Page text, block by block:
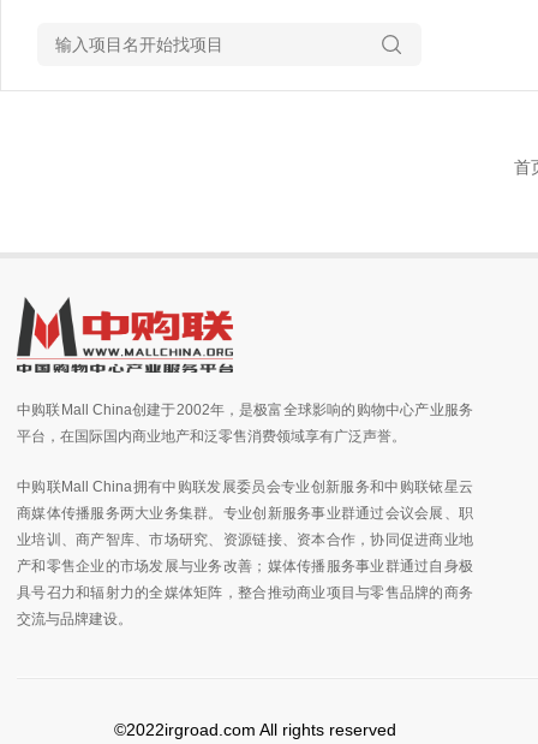
首
中购联Mall China创建于2002年，是极富全球影响的购物中心产业服务
平台，在国际国内商业地产和泛零售消费领域享有广泛声誉。
中购联Mall China拥有中购联发展委员会专业创新服务和中购联铱星云
商媒体传播服务两大业务集群。专业创新服务事业群通过会议会展、职
业培训、商产智库、市场研究、资源链接、资本合作，协同促进商业地
产和零售企业的市场发展与业务改善；媒体传播服务事业群通过自身极
具号召力和辐射力的全媒体矩阵，整合推动商业项目与零售品牌的商务
交流与品牌建设。
©2022irgroad.com All rights reserved